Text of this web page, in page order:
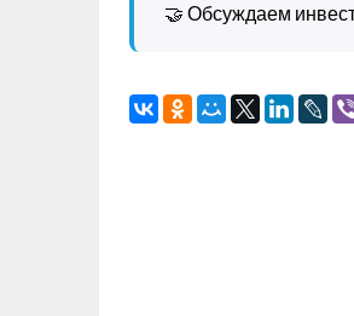
🤝 Обсуждаем